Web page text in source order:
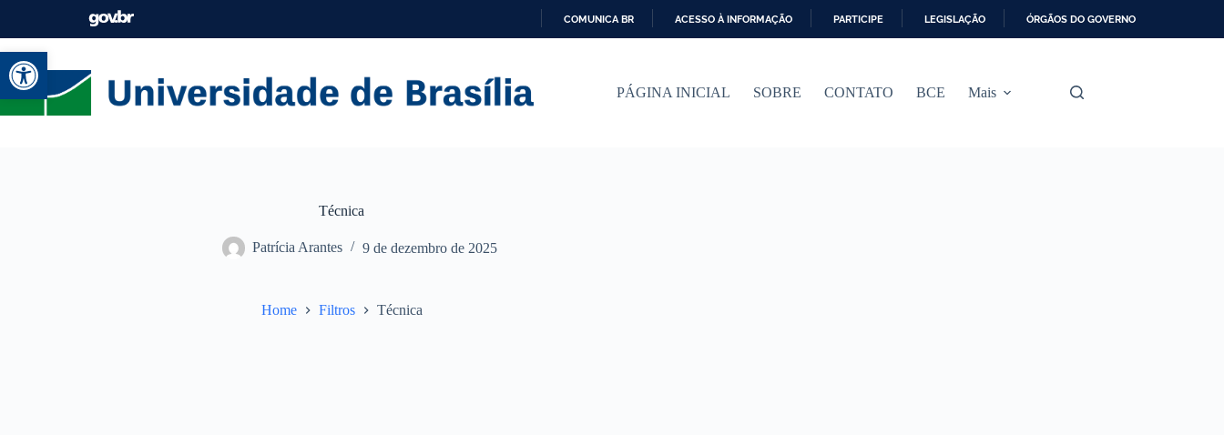
Abrir a barra de ferramentas
A
COMUNICA BR ACESSO À INFORMAÇÃO PARTICIPE LEGISLAÇÃO ÓRGÃOS DO GOVERNO
PÁGINA INICIAL SOBRE CONTATO BCE Mais
Técnica
Patrícia Arantes 9 de dezembro de 2025
Home Filtros Técnica